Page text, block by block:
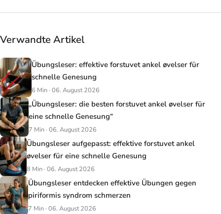
Verwandte Artikel
Übungsleser: effektive forstuvet ankel øvelser für
schnelle Genesung
6 Min · 06. August 2026
„Übungsleser: die besten forstuvet ankel øvelser für
eine schnelle Genesung“
7 Min · 06. August 2026
Übungsleser aufgepasst: effektive forstuvet ankel
øvelser für eine schnelle Genesung
8 Min · 06. August 2026
Übungsleser entdecken effektive Übungen gegen
piriformis syndrom schmerzen
7 Min · 06. August 2026